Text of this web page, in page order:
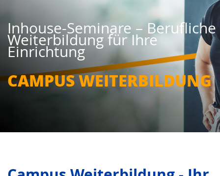
Inhouse-Seminare – Berufliche
Weiterbildung für Ihre
Einrichtung
CAMPUS WEITER­BILDUNG